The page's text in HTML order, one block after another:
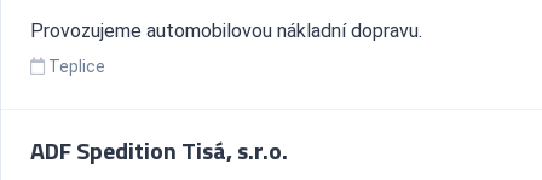
Provozujeme automobilovou nákladní dopravu.
Teplice
ADF Spedition Tisá, s.r.o.